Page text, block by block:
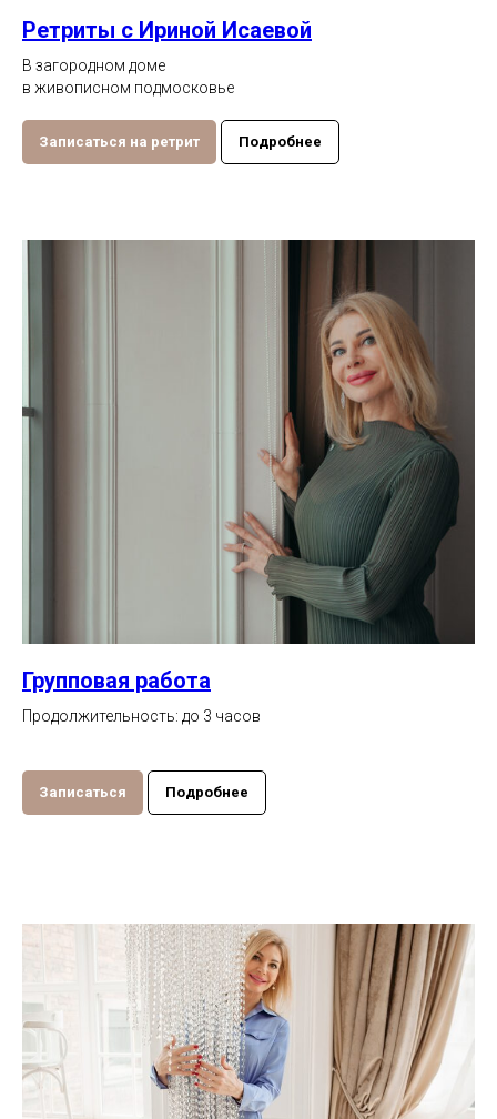
Ретриты с Ириной Исаевой
В загородном доме
в живописном подмосковье
Записаться на ретрит Подробнее
Групповая работа
Продолжительность: до 3 часов
Записаться Подробнее